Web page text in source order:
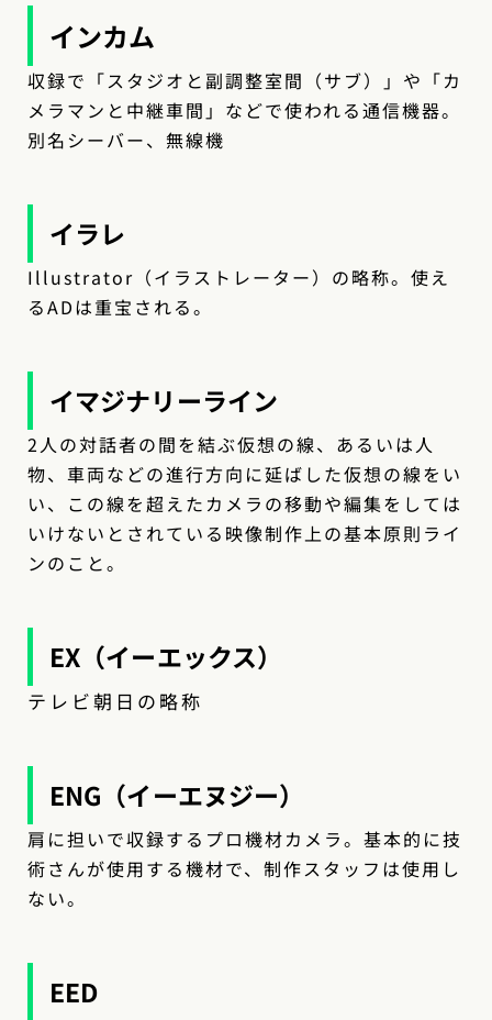
インカム
収録で「スタジオと副調整室間（サブ）」や「カ
メラマンと中継車間」などで使われる通信機器。
別名シーバー、無線機
イラレ
Illustrator（イラストレーター）の略称。使え
るADは重宝される。
イマジナリーライン
2人の対話者の間を結ぶ仮想の線、あるいは人
物、車両などの進行方向に延ばした仮想の線をい
い、この線を超えたカメラの移動や編集をしては
いけないとされている映像制作上の基本原則ライ
ンのこと。
EX（イーエックス）
テレビ朝日の略称
ENG（イーエヌジー）
肩に担いで収録するプロ機材カメラ。基本的に技
術さんが使用する機材で、制作スタッフは使用し
ない。
EED